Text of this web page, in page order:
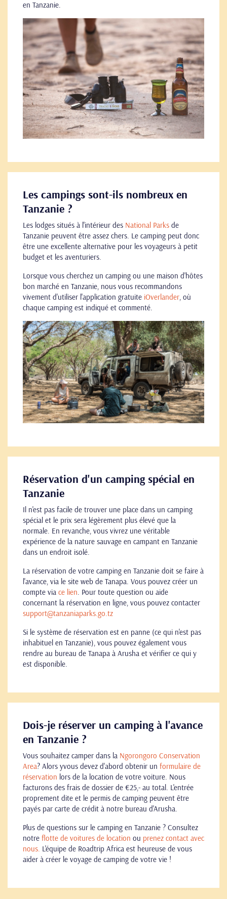
en Tanzanie.
Les campings sont-ils nombreux en
Tanzanie ?
Les lodges situés à l'intérieur des National Parks de
Tanzanie peuvent être assez chers. Le camping peut donc
être une excellente alternative pour les voyageurs à petit
budget et les aventuriers.
Lorsque vous cherchez un camping ou une maison d'hôtes
bon marché en Tanzanie, nous vous recommandons
vivement d'utiliser l'application gratuite iOverlander, où
chaque camping est indiqué et commenté.
Réservation d'un camping spécial en
Tanzanie
Il n'est pas facile de trouver une place dans un camping
spécial et le prix sera légèrement plus élevé que la
normale. En revanche, vous vivrez une véritable
expérience de la nature sauvage en campant en Tanzanie
dans un endroit isolé.
La réservation de votre camping en Tanzanie doit se faire à
l'avance, via le site web de Tanapa. Vous pouvez créer un
compte via ce lien . Pour toute question ou aide
concernant la réservation en ligne, vous pouvez contacter
support@tanzaniaparks.go.tz
Si le système de réservation est en panne (ce qui n'est pas
inhabituel en Tanzanie), vous pouvez également vous
rendre au bureau de Tanapa à Arusha et vérifier ce qui y
est disponible.
Dois-je réserver un camping à l'avance
en Tanzanie ?
Vous souhaitez camper dans la Ngorongoro Conservation
Area? Alors yvous devez d'abord obtenir un formulaire de
réservation lors de la location de votre voiture. Nous
facturons des frais de dossier de €25,- au total. L'entrée
proprement dite et le permis de camping peuvent être
payés par carte de crédit à notre bureau d'Arusha.
Plus de questions sur le camping en Tanzanie ? Consultez
notre flotte de voitures de location ou prenez contact avec
nous. L'équipe de Roadtrip Africa est heureuse de vous
aider à créer le voyage de camping de votre vie !